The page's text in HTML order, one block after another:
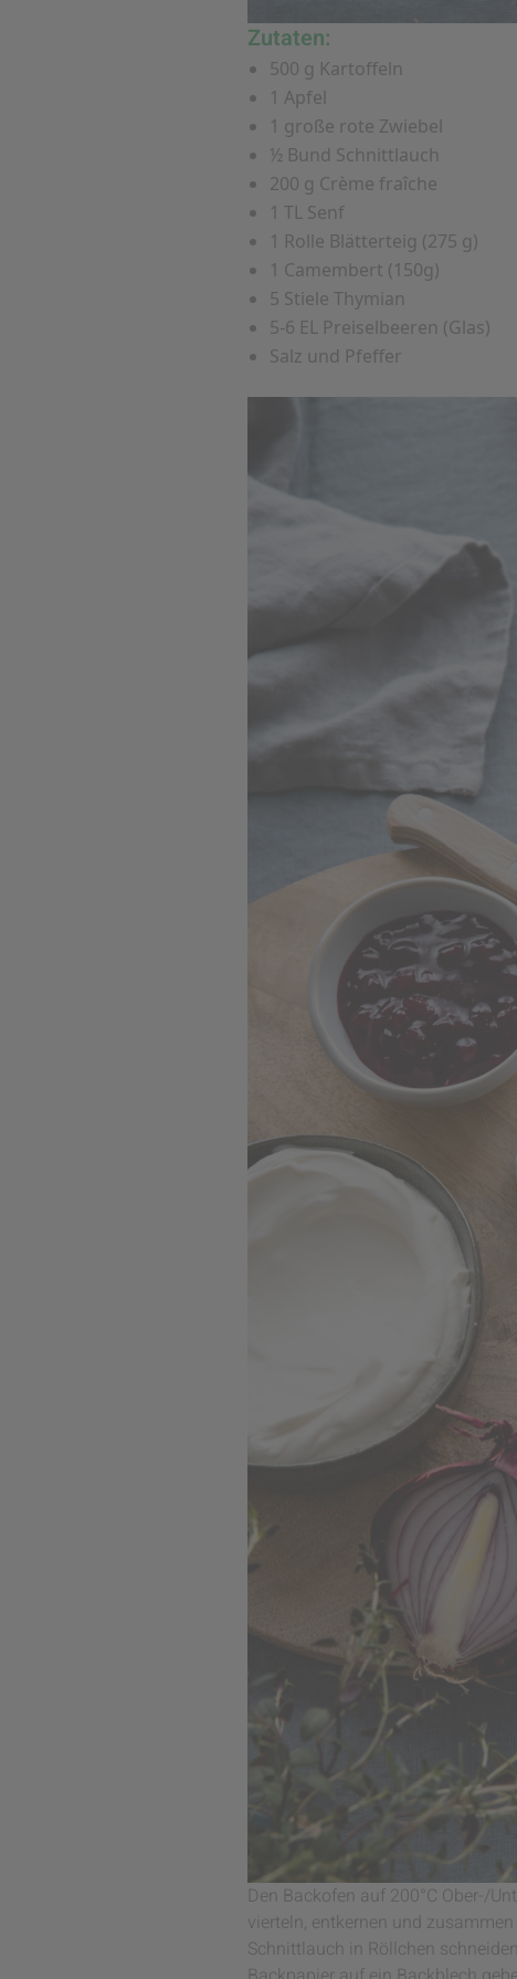
Zutaten:
500 g Kartoffeln
1 Apfel
1 große rote Zwiebel
½ Bund Schnittlauch
200 g Crème fraîche
1 TL Senf
1 Rolle Blätterteig (275 g)
1 Camembert (150g)
5 Stiele Thymian
5-6 EL Preiselbeeren (Glas)
Salz und Pfeffer
Den Backofen auf 200°C Ober-/
vierteln, entkernen und
Schnittlauch in Röllchen